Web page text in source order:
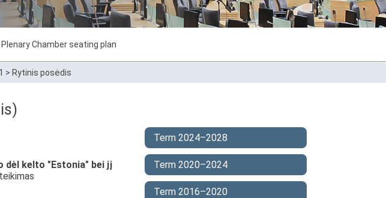
Chamber seating plan
> Rytinis posėdis
dėl kelto "Estonia" bei jį
Term 2024–2028
Term 2020–2024
Term 2016–2020